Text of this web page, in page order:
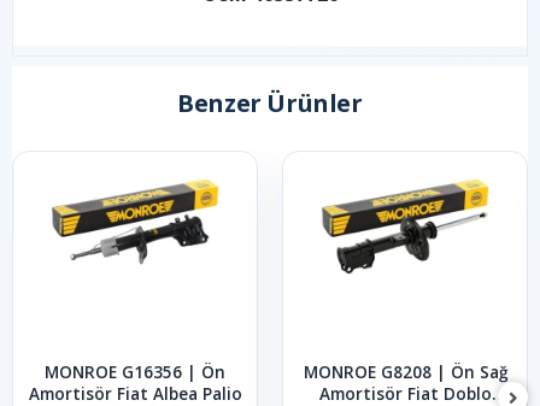
Benzer Ürünler
MONROE G16356 | Ön
Amortisör Fiat Albea Palio
MONROE G8208 | Ön Sağ
Amortisör Fiat Doblo